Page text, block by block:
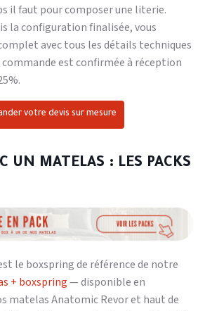
il faut pour composer une literie.
la configuration finalisée, vous
avec tous les détails techniques
est confirmée à réception
votre devis sur mesure
UN MATELAS : LES PACKS
le boxspring de référence de notre
+ boxspring— disponible en
matelas Anatomic Revor et haut de